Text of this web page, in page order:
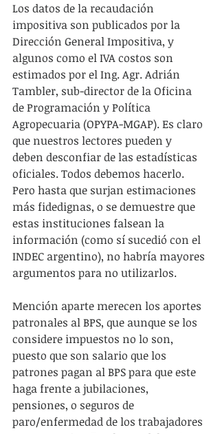
Los datos de la recaudación
impositiva son publicados por la
Dirección General Impositiva, y
algunos como el IVA costos son
estimados por el Ing. Agr. Adrián
Tambler, sub-director de la Oficina
de Programación y Política
Agropecuaria (OPYPA-MGAP). Es claro
que nuestros lectores pueden y
deben desconfiar de las estadísticas
oficiales. Todos debemos hacerlo.
Pero hasta que surjan estimaciones
más fidedignas, o se demuestre que
estas instituciones falsean la
información (como sí sucedió con el
INDEC argentino), no habría mayores
argumentos para no utilizarlos.
Mención aparte merecen los aportes
patronales al BPS, que aunque se los
considere impuestos no lo son,
puesto que son salario que los
patrones pagan al BPS para que este
haga frente a jubilaciones,
pensiones, o seguros de
paro/enfermedad de los trabajadores